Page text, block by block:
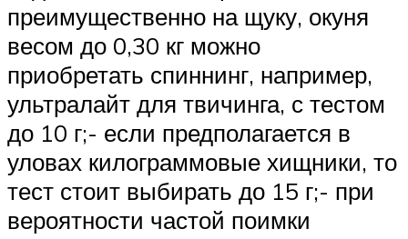
преимущественно на щуку, окуня
весом до 0,30 кг можно
приобретать спиннинг, например,
ультралайт для твичинга, с тестом
до 10 г;- если предполагается в
уловах килограммовые хищники, то
тест стоит выбирать до 15 г;- при
вероятности частой поимки